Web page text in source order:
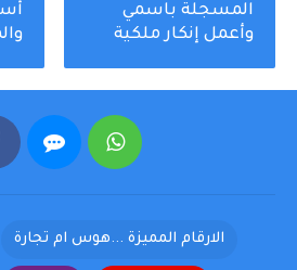
المسجلة باسمي
وأعمل إنكار ملكية
الارقام المميزة ...هوس ام تجارة